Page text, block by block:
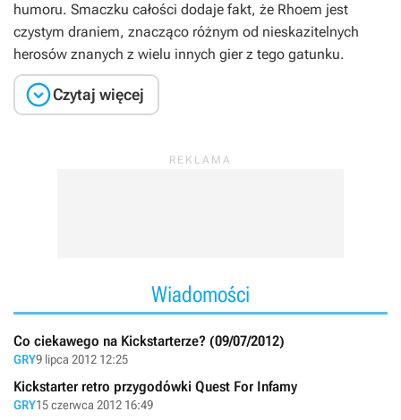
humoru. Smaczku całości dodaje fakt, że Rhoem jest
czystym draniem, znacząco różnym od nieskazitelnych
herosów znanych z wielu innych gier z tego gatunku.
Czytaj więcej
Wiadomości
Co ciekawego na Kickstarterze? (09/07/2012)
GRY9 lipca 2012 12:25
Kickstarter retro przygodówki Quest For Infamy
GRY15 czerwca 2012 16:49